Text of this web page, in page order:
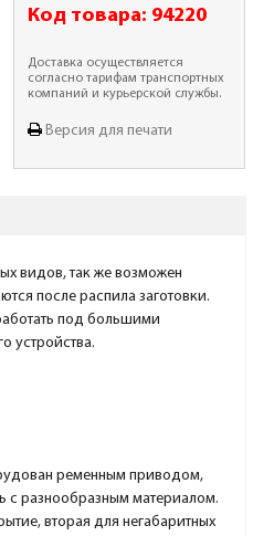
Код товара: 94220
Доставка осуществляется
согласно тарифам транспортных
компаний и курьерской службы.
Версия для печати
видов, так же возможен
после распила заготовки.
под большими
устройства.
ременным приводом,
с разнообразным материалом.
вторая для негабаритных